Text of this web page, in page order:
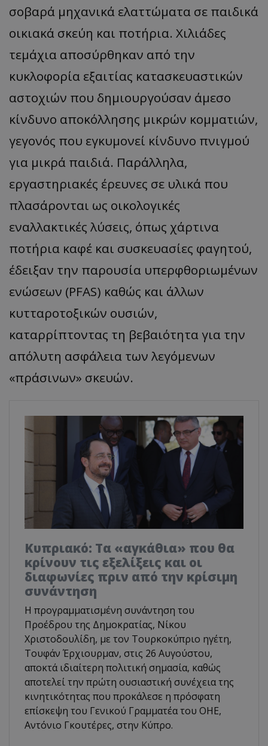
σοβαρά μηχανικά ελαττώματα σε παιδικά
οικιακά σκεύη και ποτήρια. Χιλιάδες
τεμάχια αποσύρθηκαν από την
κυκλοφορία εξαιτίας κατασκευαστικών
αστοχιών που δημιουργούσαν άμεσο
κίνδυνο αποκόλλησης μικρών κομματιών,
γεγονός που εγκυμονεί κίνδυνο πνιγμού
για μικρά παιδιά. Παράλληλα,
εργαστηριακές έρευνες σε υλικά που
πλασάρονται ως οικολογικές
εναλλακτικές λύσεις, όπως χάρτινα
ποτήρια καφέ και συσκευασίες φαγητού,
έδειξαν την παρουσία υπερφθοριωμένων
ενώσεων (PFAS) καθώς και άλλων
κυτταροτοξικών ουσιών,
καταρρίπτοντας τη βεβαιότητα για την
απόλυτη ασφάλεια των λεγόμενων
«πράσινων» σκευών.
Κυπριακό: Τα «αγκάθια» που θα
κρίνουν τις εξελίξεις και οι
διαφωνίες πριν από την κρίσιμη
συνάντηση
Η προγραμματισμένη συνάντηση του
Προέδρου της Δημοκρατίας, Νίκου
Χριστοδουλίδη, με τον Τουρκοκύπριο ηγέτη,
Τουφάν Έρχιουρμαν, στις 26 Αυγούστου,
αποκτά ιδιαίτερη πολιτική σημασία, καθώς
αποτελεί την πρώτη ουσιαστική συνέχεια της
κινητικότητας που προκάλεσε η πρόσφατη
επίσκεψη του Γενικού Γραμματέα του ΟΗΕ,
Αντόνιο Γκουτέρες, στην Κύπρο.